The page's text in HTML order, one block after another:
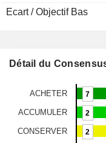
Ecart / Objectif Bas
Détail du